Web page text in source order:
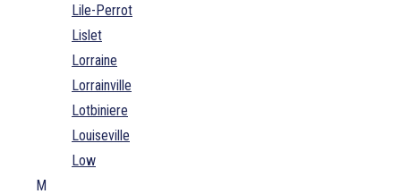
Lile-Perrot
Lislet
Lorraine
Lorrainville
Lotbiniere
Louiseville
Low
M